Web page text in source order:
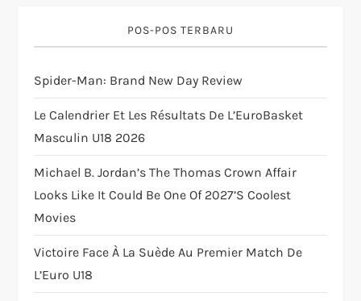
t
i
o
n
POS-POS TERBARU
Spider-Man: Brand New Day Review
Le Calendrier Et Les Résultats De L’EuroBasket
Masculin U18 2026
Michael B. Jordan’s The Thomas Crown Affair
Looks Like It Could Be One Of 2027’s Coolest
Movies
Victoire Face À La Suède Au Premier Match De
L’Euro U18